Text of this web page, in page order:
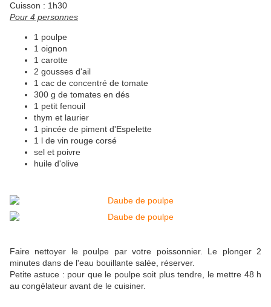
Cuisson : 1h30
Pour 4 personnes
1 poulpe
1 oignon
1 carotte
2 gousses d'ail
1 cac de concentré de tomate
300 g de tomates en dés
1 petit fenouil
thym et laurier
1 pincée de piment d'Espelette
1 l de vin rouge corsé
sel et poivre
huile d'olive
Faire nettoyer le poulpe par votre poissonnier. Le plonger 2
minutes dans de l'eau bouillante salée, réserver.
Petite astuce : pour que le poulpe soit plus tendre, le mettre 48 h
au congélateur avant de le cuisiner.